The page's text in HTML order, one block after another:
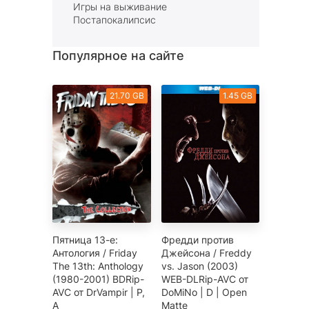
Игры на выживание
Постапокалипсис
Популярное на сайте
21.70 GB
Пятница 13-е:
Антология / Friday
The 13th: Anthology
(1980-2001) BDRip-
AVC от DrVampir | P,
A
1.45 GB
Фредди против
Джейсона / Freddy
vs. Jason (2003)
WEB-DLRip-AVC от
DoMiNo | D | Open
Matte